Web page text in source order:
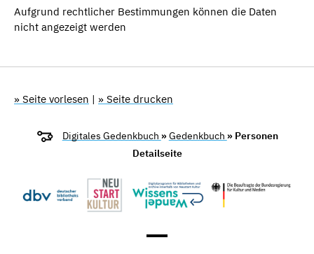
Aufgrund rechtlicher Bestimmungen können die Daten
nicht angezeigt werden
» Seite vorlesen | » Seite drucken
Digitales Gedenkbuch »Gedenkbuch » Personen
Detailseite